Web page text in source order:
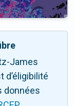
James
d’éligibilité
données